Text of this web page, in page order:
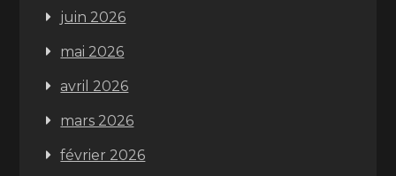
juin 2026
mai 2026
avril 2026
mars 2026
février 2026